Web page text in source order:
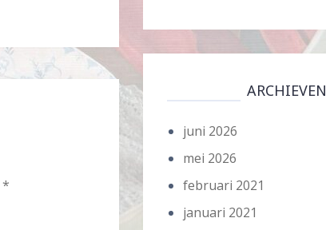
*
ARCHIEVEN
juni 2026
mei 2026
februari 2021
januari 2021